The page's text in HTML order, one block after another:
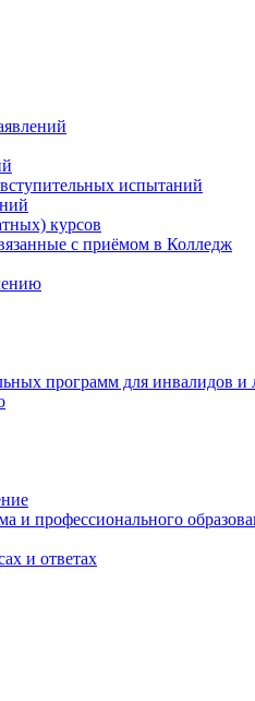
испытаний
курсов
с приёмом в Колледж
программ для
и профессионального
и ответах